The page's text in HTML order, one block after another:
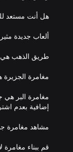
مغامرة البر هي